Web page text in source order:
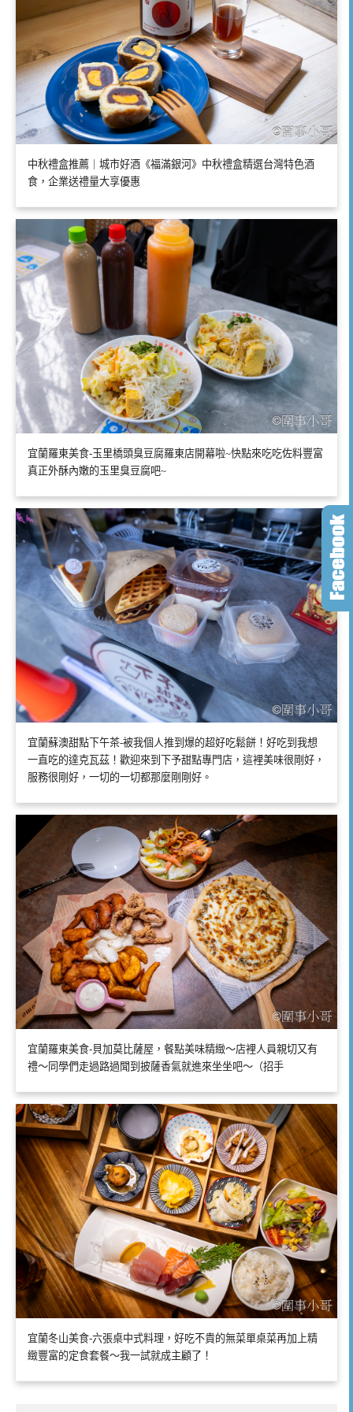
中秋禮盒推薦｜城市好酒《福滿銀河》中秋禮盒精選台灣特色酒
食，企業送禮量大享優惠
宜蘭羅東美食-玉里橋頭臭豆腐羅東店開幕啦~快點來吃吃佐料豐富
真正外酥內嫩的玉里臭豆腐吧~
宜蘭蘇澳甜點下午茶-被我個人推到爆的超好吃鬆餅！好吃到我想
一直吃的達克瓦茲！歡迎來到下予甜點專門店，這裡美味很剛好，
服務很剛好，一切的一切都那麼剛剛好。
宜蘭羅東美食-貝加莫比薩屋，餐點美味精緻～店裡人員親切又有
禮～同學們走過路過聞到披薩香氣就進來坐坐吧～（招手
宜蘭冬山美食-六張桌中式料理，好吃不貴的無菜單桌菜再加上精
緻豐富的定食套餐～我一試就成主顧了！